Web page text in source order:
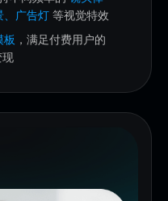
、广告灯 等视觉特效
板 ，满足付费用户的
现